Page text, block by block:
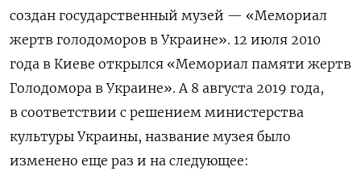
создан государственный музей — «Мемориал
жертв голодоморов в Украине». 12 июля 2010
года в Киеве открылся «Мемориал памяти жертв
Голодомора в Украине». А 8 августа 2019 года,
в соответствии с решением министерства
культуры Украины, название музея было
изменено еще раз и на следующее: